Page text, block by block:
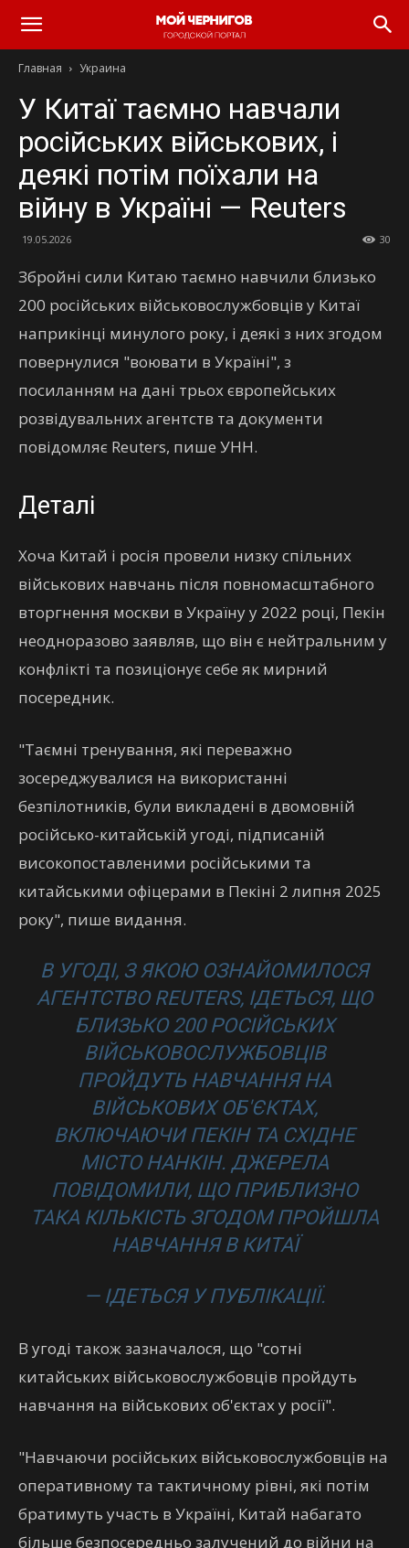
Главная Украина
У Китаї таємно навчали
російських військових, і
деякі потім поїхали на
війну в Україні — Reuters
19.05.2026 30
Збройні сили Китаю таємно навчили близько
200 російських військовослужбовців у Китаї
наприкінці минулого року, і деякі з них згодом
повернулися "воювати в Україні", з
посиланням на дані трьох європейських
розвідувальних агентств та документи
повідомляє Reuters, пише УНН.
Деталі
Хоча Китай і росія провели низку спільних
військових навчань після повномасштабного
вторгнення москви в Україну у 2022 році, Пекін
неодноразово заявляв, що він є нейтральним у
конфлікті та позиціонує себе як мирний
посередник.
"Таємні тренування, які переважно
зосереджувалися на використанні
безпілотників, були викладені в двомовній
російсько-китайській угоді, підписаній
високопоставленими російськими та
китайськими офіцерами в Пекіні 2 липня 2025
року", пише видання.
В УГОДІ, З ЯКОЮ ОЗНАЙОМИЛОСЯ
АГЕНТСТВО REUTERS, ІДЕТЬСЯ, ЩО
БЛИЗЬКО 200 РОСІЙСЬКИХ
ВІЙСЬКОВОСЛУЖБОВЦІВ
ПРОЙДУТЬ НАВЧАННЯ НА
ВІЙСЬКОВИХ ОБ'ЄКТАХ,
ВКЛЮЧАЮЧИ ПЕКІН ТА СХІДНЕ
МІСТО НАНКІН. ДЖЕРЕЛА
ПОВІДОМИЛИ, ЩО ПРИБЛИЗНО
ТАКА КІЛЬКІСТЬ ЗГОДОМ ПРОЙШЛА
НАВЧАННЯ В КИТАЇ
— ІДЕТЬСЯ У ПУБЛІКАЦІЇ.
В угоді також зазначалося, що "сотні
китайських військовослужбовців пройдуть
навчання на військових об'єктах у росії".
"Навчаючи російських військовослужбовців на
оперативному та тактичному рівні, які потім
братимуть участь в Україні, Китай набагато
більше безпосередньо залучений до війни на